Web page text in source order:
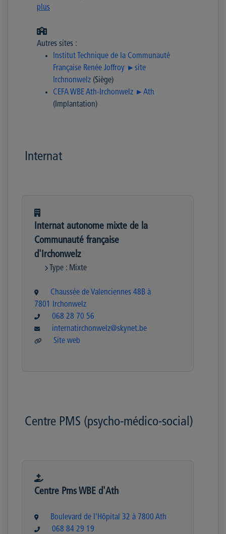
plus
Autres sites :
Institut Technique de la Communauté
Française Renée Joffroy ►site
Irchnonwelz (Siège)
CEFA WBE Ath-Irchonwelz ►Ath
(Implantation)
Internat
Internat autonome mixte de la
Communauté française
d'Irchonwelz
Type : Mixte
Chaussée de Valenciennes 48B à
7801 Irchonwelz
068 28 70 56
internatirchonwelz@skynet.be
Site web
Centre PMS (psycho-médico-social)
Centre Pms WBE d'Ath
Boulevard de l'Hôpital 32 à 7800 Ath
068 84 29 19